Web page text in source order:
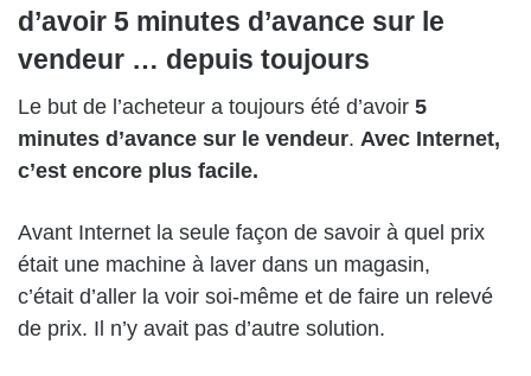
d’avoir 5 minutes d’avance sur le
vendeur … depuis toujours
Le but de l’acheteur a toujours été d’avoir 5
minutes d’avance sur le vendeur. Avec Internet,
c’est encore plus facile.
Avant Internet l a seule façon de savoir à quel prix
était une machine à laver dans un magasin,
c’était d’aller la voir soi-même et de faire un relevé
de prix. Il n’y avait pas d’autre solution.